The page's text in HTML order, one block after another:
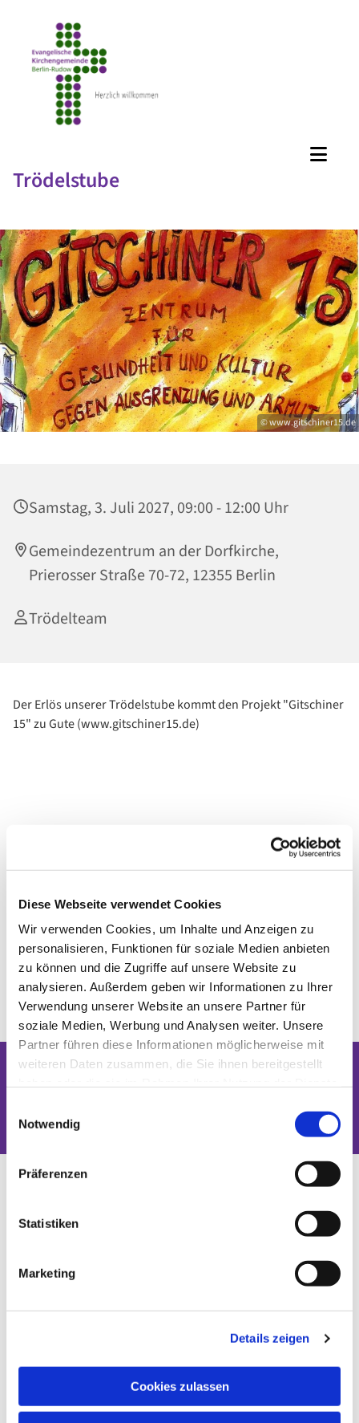
Diese Webseite verwendet Cookies
Wir verwenden Cookies, um Inhalte und Anzeigen zu
personalisieren, Funktionen für soziale Medien anbieten
zu können und die Zugriffe auf unsere Website zu
analysieren. Außerdem geben wir Informationen zu Ihrer
Verwendung unserer Website an unsere Partner für
soziale Medien, Werbung und Analysen weiter. Unsere
Partner führen diese Informationen möglicherweise mit
weiteren Daten zusammen, die Sie ihnen bereitgestellt
Notwendig
Präferenzen
Statistiken
Marketing
Details zeigen
Cookies zulassen
Trödelstube
© www.gitschiner15.de
Samstag, 3. Juli 2027, 09:00 - 12:00 Uhr
Gemeindezentrum an der Dorfkirche,
Prierosser Straße 70-72, 12355 Berlin
Trödelteam
Der Erlös unserer Trödelstube kommt den Projekt "Gitschiner
15" zu Gute (www.gitschiner15.de)
Dies könnte Sie auch interessieren